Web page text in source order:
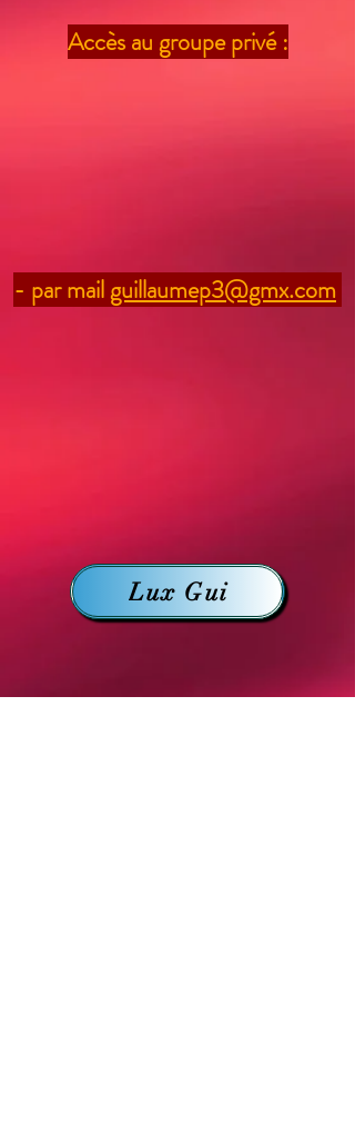
Accès au groupe privé :
- par mailguillaumep3@gmx.com
Lux Gui